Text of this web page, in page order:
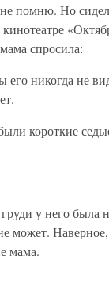
помню. Но
спросила:
никогда не
короткие
у него была
Наверное,
мама.